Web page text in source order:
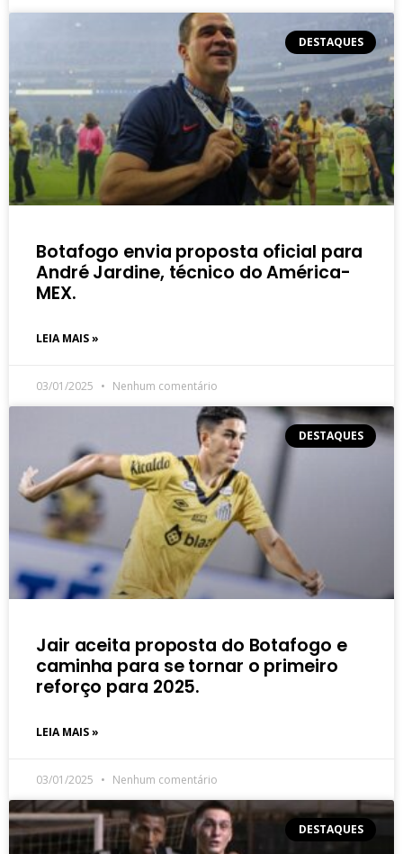
DESTAQUES
Botafogo envia proposta oficial para
André Jardine, técnico do América-
MEX.
LEIA MAIS »
03/01/2025 Nenhum comentário
DESTAQUES
Jair aceita proposta do Botafogo e
caminha para se tornar o primeiro
reforço para 2025.
LEIA MAIS »
03/01/2025 Nenhum comentário
DESTAQUES